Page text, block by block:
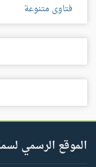
فتاوى متنوعة
الموقع الرسمي